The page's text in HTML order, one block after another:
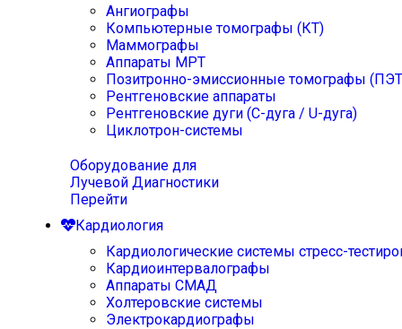
Ангиографы
Компьютерные томографы (КТ)
Маммографы
Аппараты МРТ
Позитронно-эмиссионные томографы
Рентгеновские аппараты
Рентгеновские дуги (С-дуга / U-дуга)
Циклотрон-системы
Оборудование для
Лучевой Диагностики
Перейти
Кардиология
Кардиологические системы стресс-
Кардиоинтервалографы
Аппараты СМАД
Холтеровские системы
Электрокардиографы